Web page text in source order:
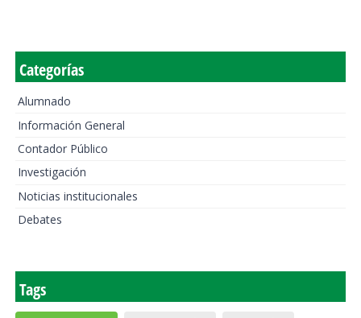
Categorías
Alumnado
Información General
Contador Público
Investigación
Noticias institucionales
Debates
Tags